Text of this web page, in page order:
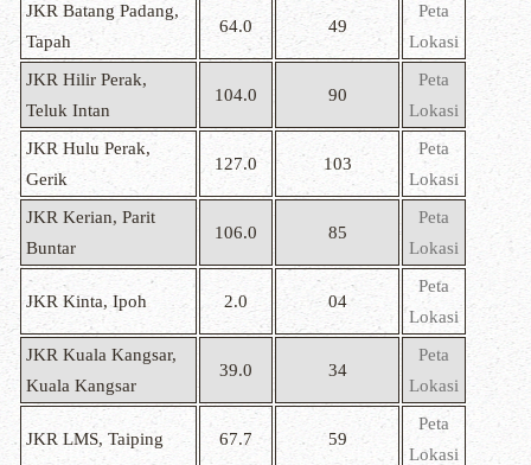
JKR Batang Padang,
Tapah
64.0 49
Peta
Lokasi
JKR Hilir Perak,
Teluk Intan
104.0 90
Peta
Lokasi
JKR Hulu Perak,
Gerik
127.0 103
Peta
Lokasi
JKR Kerian, Parit
Buntar
106.0 85
Peta
Lokasi
JKR Kinta, Ipoh 2.0 04
Peta
Lokasi
JKR Kuala Kangsar,
Kuala Kangsar
39.0 34
Peta
Lokasi
JKR LMS, Taiping 67.7 59
Peta
Lokasi